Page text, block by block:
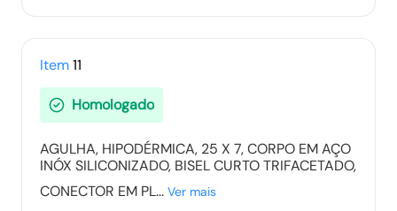
Item11
Homologado
AGULHA, HIPODÉRMICA, 25 X 7, CORPO EM AÇO
INÓX SILICONIZADO, BISEL CURTO TRIFACETADO,
CONECTOR EM PL... Ver mais